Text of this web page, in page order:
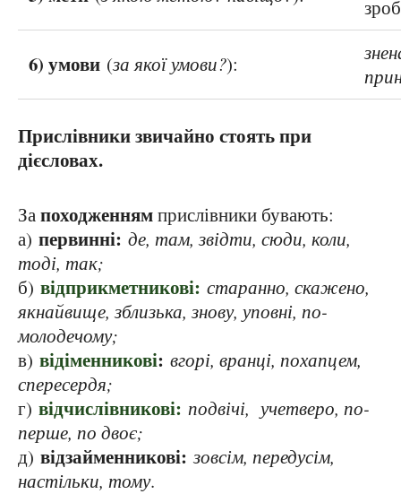
6) умови (за якої умови?):
Прислівники звичайно стоять при
дієсловах.
Запоходженнямприслівники бувають:
а) первинні: де, там, звідти, сюди, коли,
тоді, так;
б) відприкметникові: старанно, скажено,
якнайвище, зблизька, знову, уповні, по-
молодечому;
в) відіменникові: вгорі, вранці, похапцем,
спересердя;
г) відчислівникові: подвічі, учетверо, по-
перше, по двоє;
д) відзайменникові: зовсім, передусім,
настільки, тому.